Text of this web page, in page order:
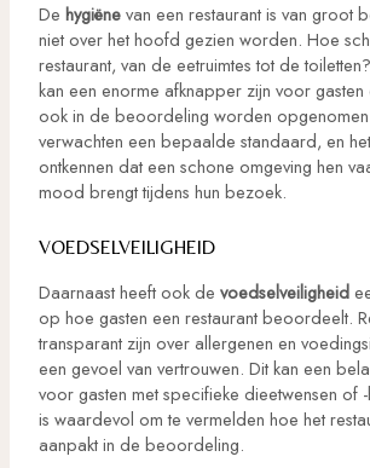
De hygiënevan een restaurant is van groot
niet over het hoofd gezien worden. Hoe
restaurant, van de eetruimtes tot de
kan een enorme afknapper zijn voor
ook in de beoordeling worden
verwachten een bepaalde standaard, en
ontkennen dat een schone omgeving hen
mood brengt tijdens hun bezoek.
VOEDSELVEILIGHEID
Daarnaast heeft ook de voedselveiligheid
op hoe gasten een restaurant beoordeelt.
transparant zijn over allergenen en
een gevoel van vertrouwen. Dit kan een
voor gasten met specifieke dieetwensen of
is waardevol om te vermelden hoe het
aanpakt in de beoordeling.